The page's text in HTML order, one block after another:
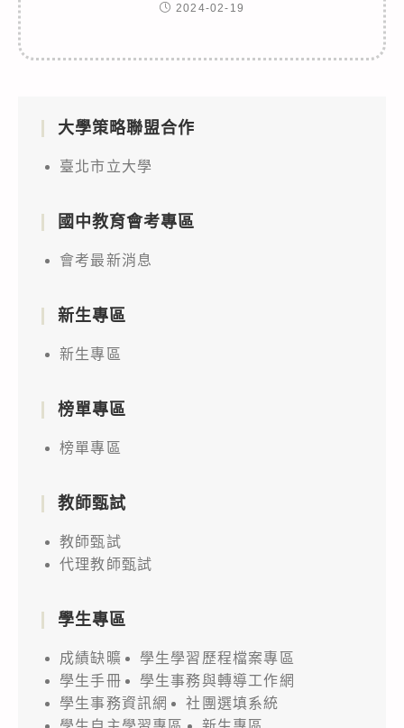
2024-02-19
大學策略聯盟合作
臺北市立大學
國中教育會考專區
會考最新消息
新生專區
新生專區
榜單專區
榜單專區
教師甄試
教師甄試
代理教師甄試
學生專區
成績缺曠
學生學習歷程檔案專區
學生手冊
學生事務與轉導工作網
學生事務資訊網
社團選填系統